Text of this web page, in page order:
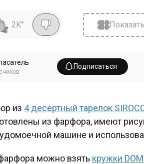
2K°
Подписаться
из 4 десертный тарелок
из фарфора, имеют
машине и
можно взять кружки